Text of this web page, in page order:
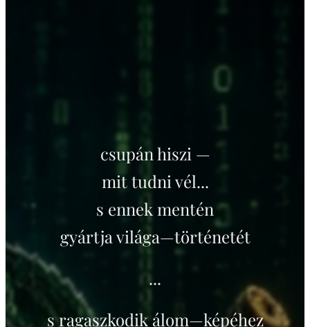
csupán hiszi —
mit tudni vél...
s ennek mentén
gyártja világa—történetét
...
s ragaszkodik álom—képéhez